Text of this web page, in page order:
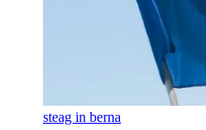
steag in berna